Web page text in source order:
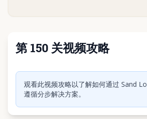
第 150 关视频攻略
点击播放视频
观看此视频攻略以了解如何通过 Sand
遵循分步解决方案。